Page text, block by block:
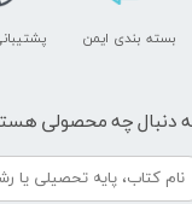
پشتیبانی ۲۴ بسته بندی ایمن
دنبال چه محصولی